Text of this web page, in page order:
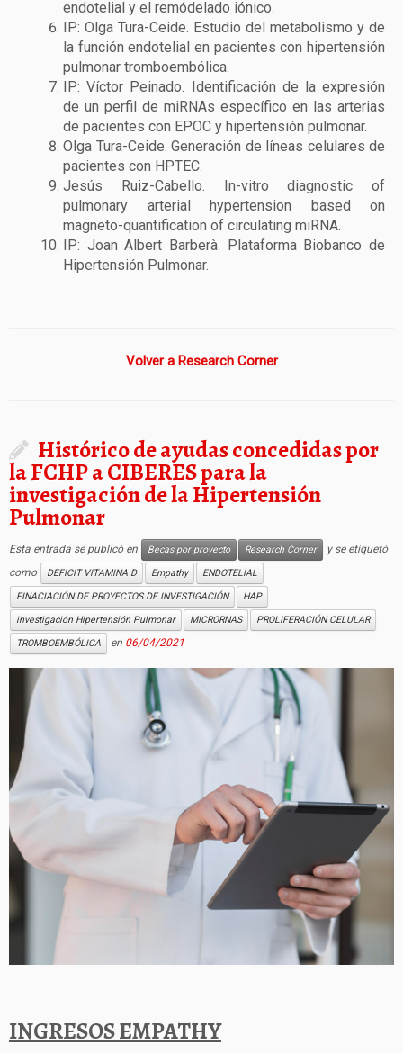
endotelial y el remódelado iónico.
IP: Olga Tura-Ceide. Estudio del metabolismo y de
la función endotelial en pacientes con hipertensión
pulmonar tromboembólica.
IP: Víctor Peinado. Identificación de la expresión
de un perfil de miRNAs específico en las arterias
de pacientes con EPOC y hipertensión pulmonar.
Olga Tura-Ceide. Generación de líneas celulares de
pacientes con HPTEC.
Jesús Ruiz-Cabello. In-vitro diagnostic of
pulmonary arterial hypertension based on
magneto-quantification of circulating miRNA.
IP: Joan Albert Barberà. Plataforma Biobanco de
Hipertensión Pulmonar.
Volver a Research Corner
Histórico de ayudas concedidas por
la FCHP a CIBERES para la
investigación de la Hipertensión
Pulmonar
Esta entrada se publicó en Becas por proyecto Research Corner
y se etiquetó
como
DEFICIT VITAMINA D Empathy
ENDOTELIAL
FINACIACIÓN DE PROYECTOS DE INVESTIGACIÓN
HAP
investigación Hipertensión Pulmonar
MICRORNAS
PROLIFERACIÓN CELULAR
TROMBOEMBÓLICA
en 06/04/2021
INGRESOS EMPATHY